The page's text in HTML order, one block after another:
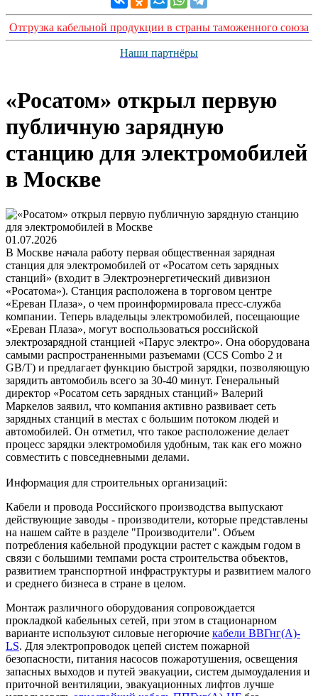
Отгрузка кабельной продукции в страны таможенного союза
Наши партнёры
«Росатом» открыл первую
публичную зарядную
станцию для электромобилей
в Москве
01.07.2026
В Москве начала работу первая общественная зарядная
станция для электромобилей от «Росатом сеть зарядных
станций» (входит в Электроэнергетический дивизион
«Росатома»). Станция расположена в торговом центре
«Ереван Плаза», о чем проинформировала пресс-служба
компании. Теперь владельцы электромобилей, посещающие
«Ереван Плаза», могут воспользоваться российской
электрозарядной станцией «Парус электро». Она оборудована
самыми распространенными разъемами (CCS Combo 2 и
GB/T) и предлагает функцию быстрой зарядки, позволяющую
зарядить автомобиль всего за 30-40 минут. Генеральный
директор «Росатом сеть зарядных станций» Валерий
Маркелов заявил, что компания активно развивает сеть
зарядных станций в местах с большим потоком людей и
автомобилей. Он отметил, что такое расположение делает
процесс зарядки электромобиля удобным, так как его можно
совместить с повседневными делами.
Информация для строительных организаций:
Кабели и провода Российского производства выпускают
действующие заводы - производители, которые представлены
на нашем сайте в разделе "Производители". Объем
потребления кабельной продукции растет с каждым годом в
связи с большими темпами роста строительства объектов,
развитием транспортной инфраструктуры и развитием малого
и среднего бизнеса в стране в целом.
Монтаж различного оборудования сопровождается
прокладкой кабельных сетей, при этом в стационарном
варианте используют силовые негорючие кабели ВВГнг(А)-
LS. Для электропроводок цепей систем пожарной
безопасности, питания насосов пожаротушения, освещения
запасных выходов и путей эвакуации, систем дымоудаления и
приточной вентиляции, эвакуационных лифтов лучше